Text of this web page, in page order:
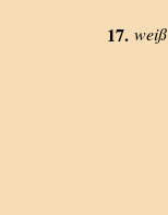
17. weiß